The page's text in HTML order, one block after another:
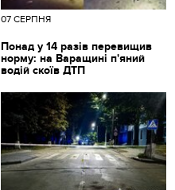
07 СЕРПНЯ
Понад у 14 разів перевищив
норму: на Варащині п'яний
водій скоїв ДТП